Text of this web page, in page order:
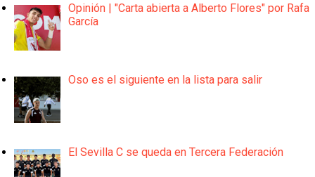
Opinión | "Carta abierta a Alberto Flores" por Rafa
García
Oso es el siguiente en la lista para salir
El Sevilla C se queda en Tercera Federación